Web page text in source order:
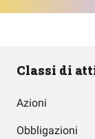
Classi di
Azioni
Obbligazioni